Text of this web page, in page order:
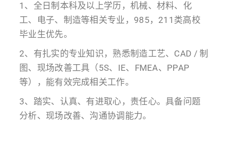
1、全日制本科及以上学历，机械、材料、化
工、电子、制造等相关专业，985，211类高校
毕业生优先。
2、有扎实的专业知识，熟悉制造工艺、CAD / 制
图、现场改善工具（5S、IE、FMEA、PPAP
等），能有效完成相关工作。
3、踏实、认真、有进取心，责任心。具备问题
分析、现场改善、沟通协调能力。